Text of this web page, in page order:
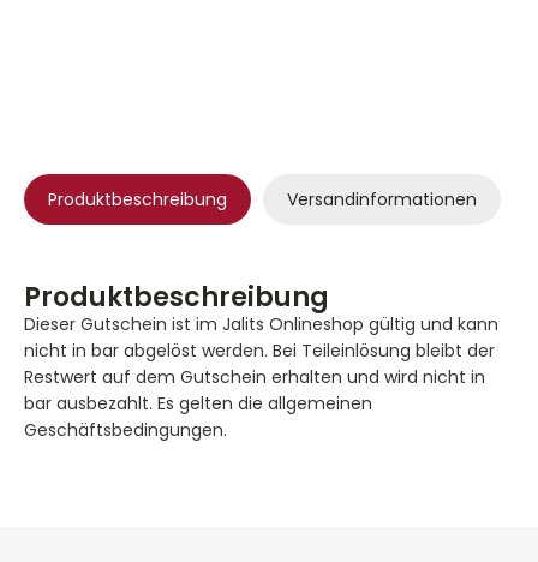
Produktbeschreibung Versandinformationen
Produktbeschreibung
Dieser Gutschein ist im Jalits Onlineshop gültig und kann
nicht in bar abgelöst werden. Bei Teileinlösung bleibt der
Restwert auf dem Gutschein erhalten und wird nicht in
bar ausbezahlt. Es gelten die allgemeinen
Geschäftsbedingungen.